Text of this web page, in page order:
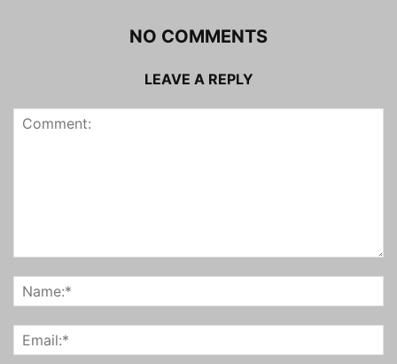
NO COMMENTS
LEAVE A REPLY